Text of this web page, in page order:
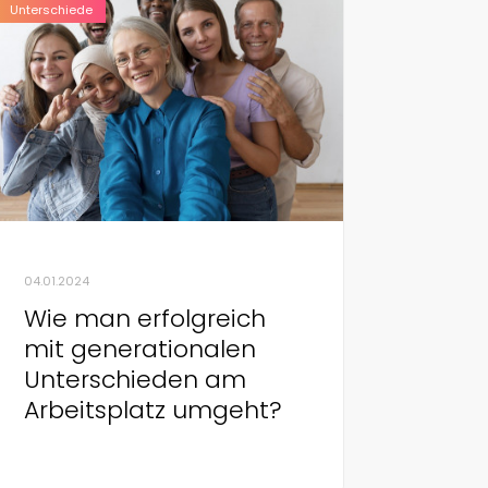
Unterschiede
04.01.2024
Wie man erfolgreich
mit generationalen
Unterschieden am
Arbeitsplatz umgeht?